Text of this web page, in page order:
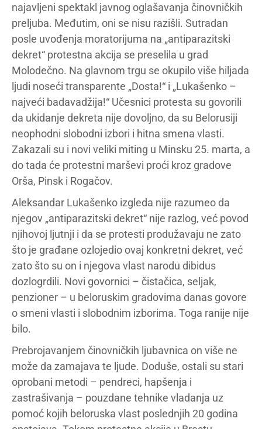
najavljeni spektakl javnog oglašavanja činovničkih
preljuba. Međutim, oni se nisu razišli. Sutradan
posle uvođenja moratorijuma na „antiparazitski
dekret“ protestna akcija se preselila u grad
Molodečno. Na glavnom trgu se okupilo više hiljada
ljudi noseći transparente „Dosta!“ i „Lukašenko –
najveći badavadžija!“ Učesnici protesta su govorili
da ukidanje dekreta nije dovoljno, da su Belorusiji
neophodni slobodni izbori i hitna smena vlasti.
Zakazali su i novi veliki miting u Minsku 25. marta, a
do tada će protestni marševi proći kroz gradove
Orša, Pinsk i Rogačov.
Aleksandar Lukašenko izgleda nije razumeo da
njegov „antiparazitski dekret“ nije razlog, već povod
njihovoj ljutnji i da se protesti produžavaju ne zato
što je građane ozlojedio ovaj konkretni dekret, već
zato što su on i njegova vlast narodu dibidus
dozlogrdili. Novi govornici – čistačica, seljak,
penzioner – u beloruskim gradovima danas govore
o smeni vlasti i slobodnim izborima. Toga ranije nije
bilo.
Prebrojavanjem činovničkih ljubavnica on više ne
može da zamajava te ljude. Doduše, ostali su stari
oprobani metodi – pendreci, hapšenja i
zastrašivanja – pouzdane tehnike vladanja uz
pomoć kojih beloruska vlast poslednjih 20 godina